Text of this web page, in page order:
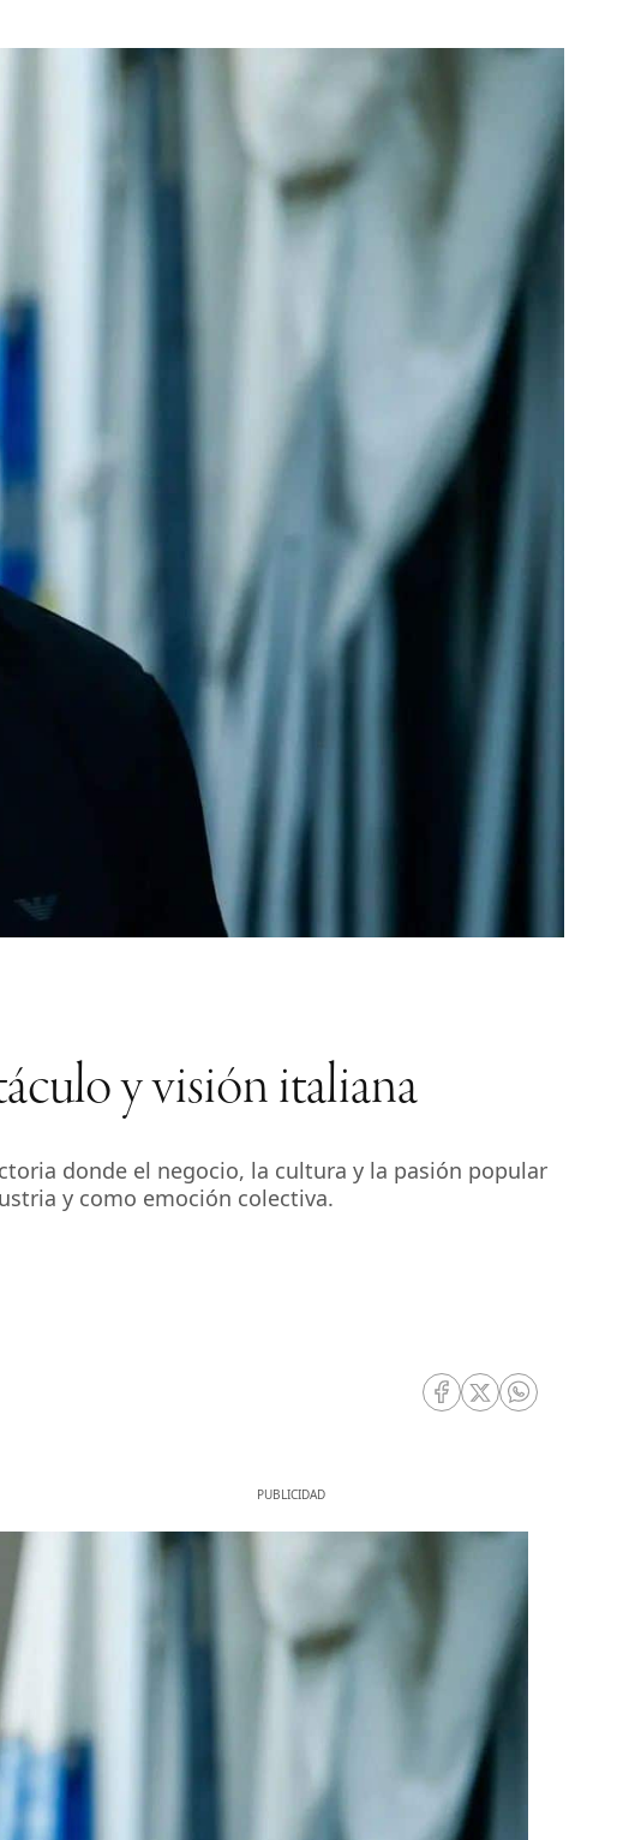
y visión italiana
donde el negocio, la cultura y la pasión popular
y como emoción colectiva.
RRSS Facebook
RRSS Twitter
RRSS